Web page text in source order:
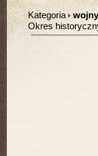
Kategoria
Okres